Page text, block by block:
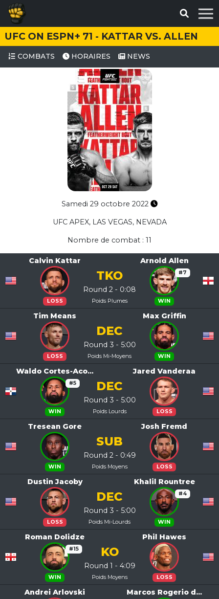
UFC ON ESPN+ 71 - KATTAR VS. ALLEN
COMBATS HORAIRES NEWS
Samedi 29 octobre 2022
UFC APEX, LAS VEGAS, NEVADA
Nombre de combat : 11
Calvin Kattar
LOSS
Arnold Allen
#7
WIN
TKO
Round 2 - 0:08
Poids Plumes
Tim Means
LOSS
Max Griffin
WIN
DEC
Round 3 - 5:00
Poids Mi-Moyens
Waldo Cortes-Aco...
#5
WIN
Jared Vanderaa
LOSS
DEC
Round 3 - 5:00
Poids Lourds
Tresean Gore
WIN
Josh Fremd
LOSS
SUB
Round 2 - 0:49
Poids Moyens
Dustin Jacoby
LOSS
Khalil Rountree
#4
WIN
DEC
Round 3 - 5:00
Poids Mi-Lourds
Roman Dolidze
#15
WIN
Phil Hawes
LOSS
KO
Round 1 - 4:09
Poids Moyens
Andrei Arlovski Marcos Rogerio d...